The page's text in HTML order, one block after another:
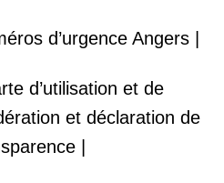
d’urgence Angers |
d’utilisation et de
et déclaration de
|